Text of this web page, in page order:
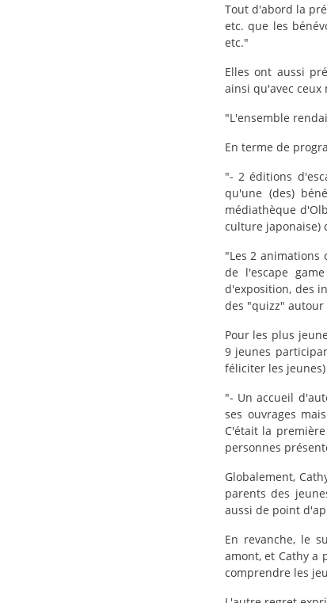
Tout d'abord la
etc. que les
etc."
Elles ont aussi
ainsi qu'avec ceux
"L'ensemble
En terme de
"- 2 éditions
qu'une (des)
médiathèque
culture japonaise)
"Les 2 animations
de l'escape
d'exposition, des
des "quizz" autour
Pour les plus
9 jeunes
féliciter les
"- Un accueil
ses ouvrages
C'était la
personnes
Globalement,
parents des
aussi de point
En revanche, le
amont, et Cathy
comprendre les